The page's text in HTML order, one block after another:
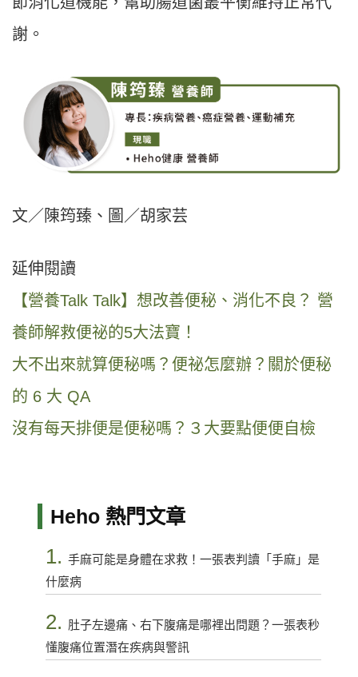
謝。
文／陳筠臻、圖／胡家芸
延伸閱讀
【營養Talk Talk】想改善便秘、消化不良？ 營
養師解救便祕的5大法寶！
大不出來就算便秘嗎？便祕怎麼辦？關於便秘
的 6 大 QA
沒有每天排便是便秘嗎？３大要點便便自檢
Heho 熱門文章
1. 手麻可能是身體在求救！一張表判讀「手麻」是
什麼病
2. 肚子左邊痛、右下腹痛是哪裡出問題？一張表秒
懂腹痛位置潛在疾病與警訊